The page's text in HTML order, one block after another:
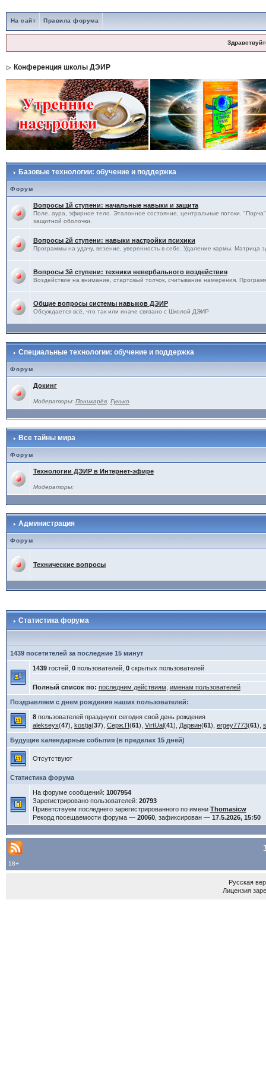
На сайт Правила форума
Конференция школы ДЭИР
Базовые технологии: обучение и поддержка
Форум
Вопросы 1й ступени: начальные навыки и защита
Поле, аура, эфирное тело. Эталонное состояние, центральные потоки.
защитной оболочки.
Вопросы 2й ступени: навыки настройки психики
Программы на удачу, везение, уверенность в себе. Удаление кармы. Матрица
Вопросы 3й ступени: техники невербального воздействия
Воздействие на внимание, стартовый толчок, считывание намерения.
Общие вопросы системы навыков ДЭИР
Обсуждается всё, что так или иначе связано с Школой ДЭИР
Специальные технологии: обучение и поддержка
Форум
Докинг
Модераторы: Поникарёв, Гунько
Все тайны мира
Форум
Технологии ДЭИР в Интернет-эфире
Модераторы:
Администрация
Форум
Технические вопросы
Статистика форума
1439 посетителей за последние 15 минут
1439гостей, 0пользователей, 0скрытых пользователей
Полный список по: последним действиям именам пользователей
Поздравляем с днем рождения наших пользователей:
8пользователей празднуют сегодня свой день рождения
alekseyx(47), kostja(37), Серж.П(61), VirtUal(41), Дарвин(61), ergey7773(61),
Будущие календарные события (в пределах 15 дней)
Отсутствуют
Статистика форума
На форуме сообщений: 1007954
Зарегистрировано пользователей: 20793
Приветствуем последнего зарегистрированного по имени Thomasicw
Рекорд посещаемости форума — 20060, зафиксирован — 17.5.2026, 15:50
18+
Русская
Лицензия